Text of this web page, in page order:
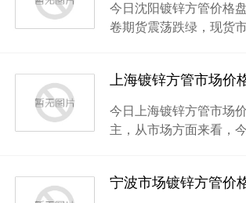
今日沈阳镀锌方管价格
卷期货震荡跌绿，现货
今日上海镀锌方管市场
主，从市场方面来看，